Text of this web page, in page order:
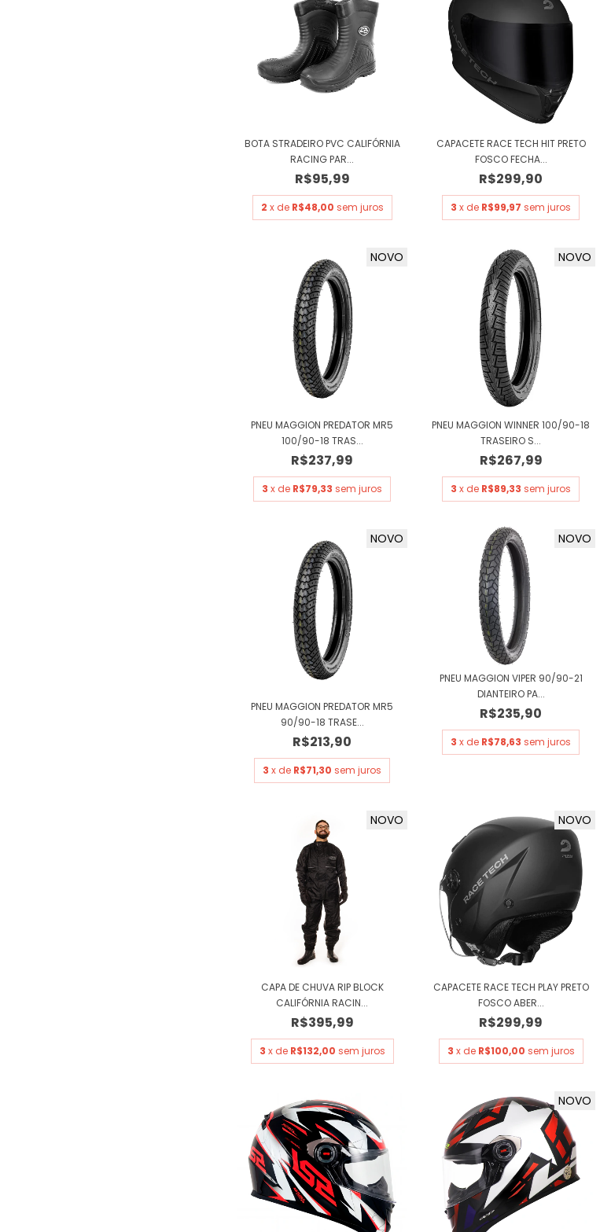
BOTA STRADEIRO PVC CALIFÓRNIA
RACING PAR...
R$95,99
2 x de R$48,00 sem juros
CAPACETE RACE TECH HIT PRETO
FOSCO FECHA...
R$299,90
3 x de R$99,97 sem juros
NOVO
PNEU MAGGION PREDATOR MR5
100/90-18 TRAS...
R$237,99
3 x de R$79,33 sem juros
NOVO
PNEU MAGGION WINNER 100/90-18
TRASEIRO S...
R$267,99
3 x de R$89,33 sem juros
NOVO
PNEU MAGGION PREDATOR MR5
90/90-18 TRASE...
R$213,90
3 x de R$71,30 sem juros
NOVO
PNEU MAGGION VIPER 90/90-21
DIANTEIRO PA...
R$235,90
3 x de R$78,63 sem juros
NOVO
CAPA DE CHUVA RIP BLOCK
CALIFÓRNIA RACIN...
R$395,99
3 x de R$132,00 sem juros
NOVO
CAPACETE RACE TECH PLAY PRETO
FOSCO ABER...
R$299,99
3 x de R$100,00 sem juros
NOVO